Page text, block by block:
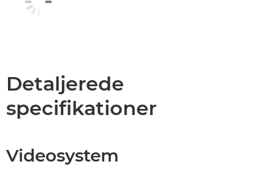
Detaljerede
specifikationer
Videosystem